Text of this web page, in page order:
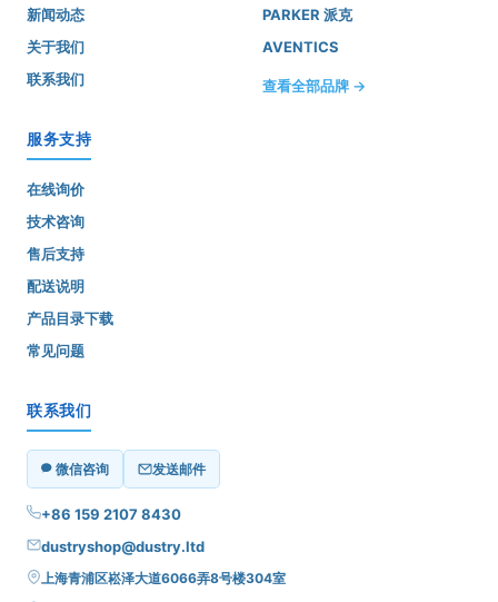
新闻动态
关于我们
联系我们
PARKER 派克
AVENTICS
查看全部品牌 →
服务支持
在线询价
技术咨询
售后支持
配送说明
产品目录下载
常见问题
联系我们
微信咨询 发送邮件
+86 159 2107 8430
dustryshop@dustry.ltd
上海青浦区崧泽大道6066弄8号楼304室